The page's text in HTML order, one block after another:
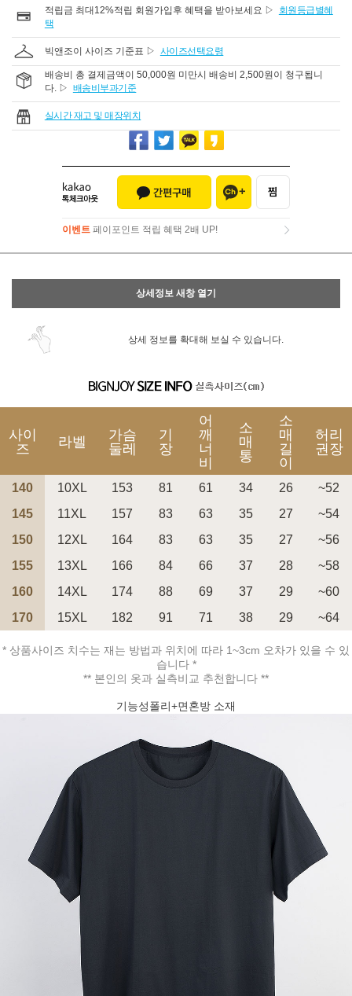
적립금 최대12%적립 회원가입후 혜택을 받아보세요 ▷
회원등급별혜
택
빅앤조이 사이즈 기준표 ▷ 사이즈선택요령
배송비 총 결제금액이 50,000원 미만시 배송비 2,500원이 청구됩니
다. ▷ 배송비부과기준
실시간 재고 및 매장위치
이벤트 페이포인트 적립 혜택 2배 UP!
이벤트페이포인트 적립 혜택 2배 UP!
상세정보 새창 열기
상세 정보를 확대해 보실 수 있습니다.
사이
즈
라벨
가슴
둘레
기
장
어
깨
너
비
소
매
통
소
매
길
이
허리
권장
140 10XL 153 81 61 34 26
~52
145
11XL 157 83 63 35 27
~54
150
12XL 164 83 63 35 27
~56
155
13XL 166 84 66 37 28
~58
160
14XL 174 88 69 37 29
~60
170
15XL 182 91 71 38 29 ~64
* 상품사이즈 치수는 재는 방법과 위치에 따라 1~3cm 오차가 있을 수 있
습니다 *
** 본인의 옷과 실측비교 추천합니다 **
기능성폴리+면혼방 소재